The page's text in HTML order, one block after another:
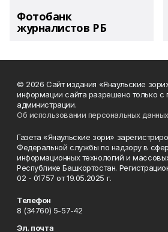
Фотобанк
журналистов РБ
© 2026 Сайт издания «Янаульские
информации сайта разрешено только с
администрации.
Об использовании персональных данных
Газета «Янаульские зори»
Федеральной службы по надзору в
информационных технологий и
Республике Башкортостан.
02 - 01757 от 19.05.2025 г.
Телефон
8 (34760) 5-57-42
Эл. почта